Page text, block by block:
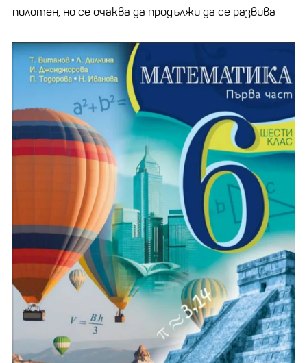
пилотен, но се очаква да продължи да се развива